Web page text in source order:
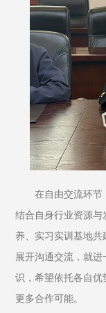
在自由交流环节
结合自身行业资源
养、实习实训基地
展开沟通交流，就
识，希望依托各自
更多合作可能。